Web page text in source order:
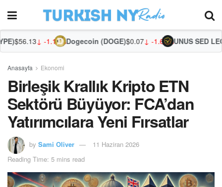
↓ -1.11%Dogecoin (DOGE)$0.07↓ -1.64%UNUS SED LEO (LEO)
Anasayfa Ekonomi
Birleşik Krallık Kripto ETN
Sektörü Büyüyor: FCA’dan
Yatırımcılara Yeni Fırsatlar
by Sami Oliver
11 Haziran 2026
Reading Time: 5 mins read